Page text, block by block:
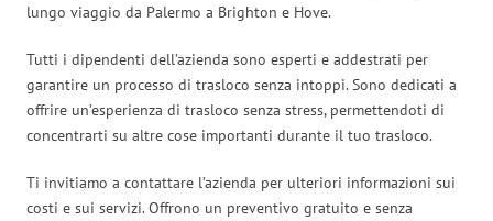
lungo viaggio da Palermo a Brighton e Hove.
Tutti i dipendenti dell’azienda sono esperti e addestrati per
garantire un processo di trasloco senza intoppi. Sono dedicati a
offrire un’esperienza di trasloco senza stress, permettendoti di
concentrarti su altre cose importanti durante il tuo trasloco.
Ti invitiamo a contattare l’azienda per ulteriori informazioni sui
costi e sui servizi. Offrono un preventivo gratuito e senza